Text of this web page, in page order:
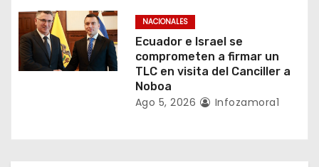
a
s
NACIONALES
Ecuador e Israel se
comprometen a firmar un
TLC en visita del Canciller a
Noboa
Ago 5, 2026 Infozamora1